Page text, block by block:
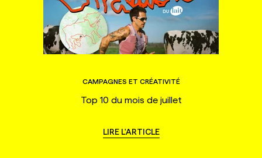
CAMPAGNES ET CRÉATIVITÉ
Top 10 du mois de juillet
LIRE L'ARTICLE